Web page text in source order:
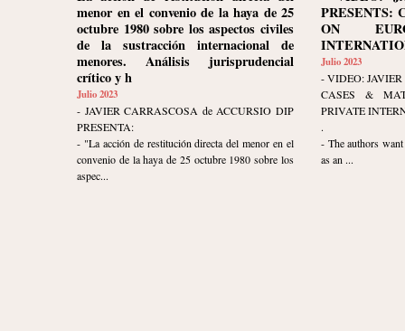
menor en el convenio de la haya de 25
octubre 1980 sobre los aspectos civiles
de la sustracción internacional de
menores. Análisis jurisprudencial
crítico y h
Julio 2023
- JAVIER CARRASCOSA de ACCURSIO DIP
PRESENTA:
- "La acción de restitución directa del menor en el
convenio de la haya de 25 octubre 1980 sobre los
aspec...
PRESENTS:
ON
Julio 2023
- VIDEO:
CASES &
PRIVATE
.
- The authors
as an ...